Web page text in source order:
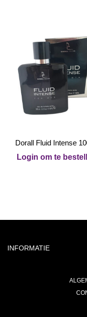
Dorall Fluid Intense
Login om te
INFORMATIE